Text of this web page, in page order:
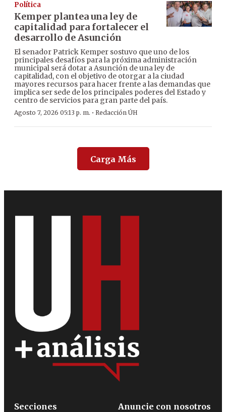
Política
Kemper plantea una ley de
capitalidad para fortalecer el
desarrollo de Asunción
El senador Patrick Kemper sostuvo que uno de los
principales desafíos para la próxima administración
municipal será dotar a Asunción de una ley de
capitalidad, con el objetivo de otorgar a la ciudad
mayores recursos para hacer frente a las demandas que
implica ser sede de los principales poderes del Estado y
centro de servicios para gran parte del país.
Agosto 7, 2026 05:13 p. m. · Redacción ÚH
Carga Más
Secciones
Anuncie con nosotros